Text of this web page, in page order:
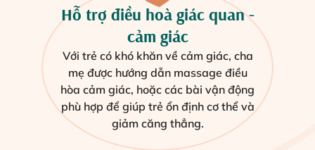
Hỗ trợ điều hoà giác quan -
cảm giác
Với trẻ có khó khăn về cảm giác, cha
mẹ được hướng dẫn massage điều
hòa cảm giác, hoặc các bài vận động
phù hợp để giúp trẻ ổn định cơ thể và
giảm căng thẳng.